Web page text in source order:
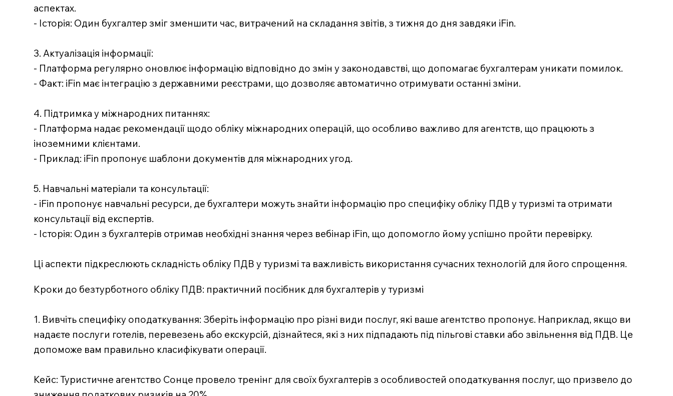
аспектах.
- Історія: Один бухгалтер зміг зменшити час, витрачений на складання звітів, з тижня до дня завдяки iFin.
3. Актуалізація інформації:
- Платформа регулярно оновлює інформацію відповідно до змін у законодавстві, що допомагає бухгалтерам уникати помилок.
- Факт: iFin має інтеграцію з державними реєстрами, що дозволяє автоматично отримувати останні зміни.
4. Підтримка у міжнародних питаннях:
- Платформа надає рекомендації щодо обліку міжнародних операцій, що особливо важливо для агентств, що працюють з
іноземними клієнтами.
- Приклад: iFin пропонує шаблони документів для міжнародних угод.
5. Навчальні матеріали та консультації:
- iFin пропонує навчальні ресурси, де бухгалтери можуть знайти інформацію про специфіку обліку ПДВ у туризмі та отримати
консультації від експертів.
- Історія: Один з бухгалтерів отримав необхідні знання через вебінар iFin, що допомогло йому успішно пройти перевірку.
Ці аспекти підкреслюють складність обліку ПДВ у туризмі та важливість використання сучасних технологій для його спрощення.
Кроки до безтурботного обліку ПДВ: практичний посібник для бухгалтерів у туризмі
1. Вивчіть специфіку оподаткування: Зберіть інформацію про різні види послуг, які ваше агентство пропонує. Наприклад, якщо ви
надаєте послуги готелів, перевезень або екскурсій, дізнайтеся, які з них підпадають під пільгові ставки або звільнення від ПДВ. Це
допоможе вам правильно класифікувати операції.
Кейс: Туристичне агентство Сонце провело тренінг для своїх бухгалтерів з особливостей оподаткування послуг, що призвело до